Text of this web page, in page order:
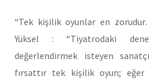
“Tek kişilik oyunlar en
Yüksel : “Tiyatrodaki
değerlendirmek isteyen
fırsattır tek kişilik oyun; eğer